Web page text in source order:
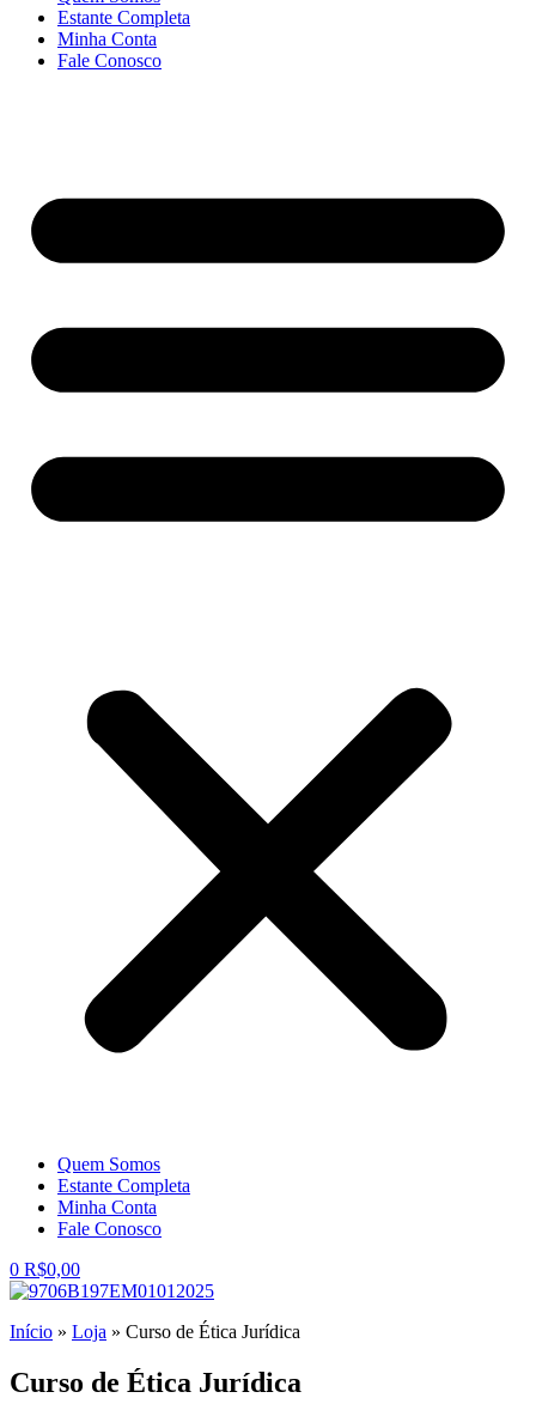
Estante Completa
Minha Conta
Fale Conosco
Quem Somos
Estante Completa
Minha Conta
Fale Conosco
0 R$0,00
Início » Loja » Curso de Ética Jurídica
Curso de Ética Jurídica